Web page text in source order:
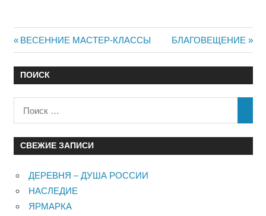
Навигация
по
записям
Предыдущий:
ВЕСЕННИЕ МАСТЕР-КЛАССЫ Следующий:
БЛАГОВЕЩЕНИЕ
ПОИСК
СВЕЖИЕ ЗАПИСИ
ДЕРЕВНЯ – ДУША РОССИИ
НАСЛЕДИЕ
ЯРМАРКА